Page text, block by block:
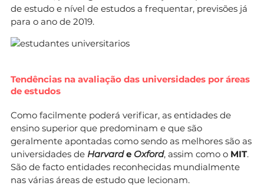
de estudo e nível de estudos a frequentar, previsões já
para o ano de 2019.
Tendências na avaliação das universidades por áreas
de estudos
Como facilmente poderá verificar, as entidades de
ensino superior que predominam e que são
geralmente apontadas como sendo as melhores são as
universidades de Harvarde Oxford, assim como o MIT.
São de facto entidades reconhecidas mundialmente
nas várias áreas de estudo que lecionam.